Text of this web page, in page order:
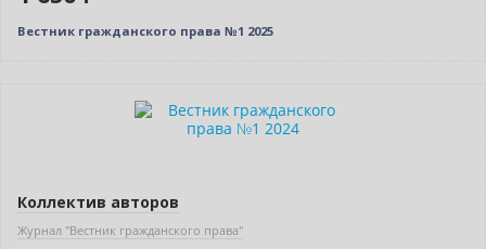
Вестник гражданского права №1 2025
Коллектив авторов
Журнал "Вестник гражданского права"